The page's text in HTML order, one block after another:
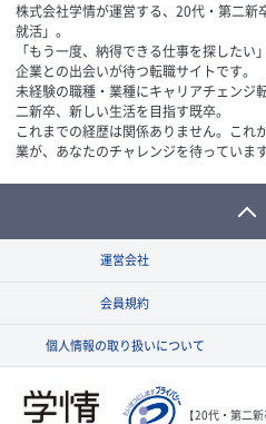
株式会社学情が運営する、20代・第二新
就活」。
「もう一度、納得できる仕事を探した
企業との出会いが待つ転職サイトです。
未経験の職種・業種にキャリアチェンジ
二新卒、新しい生活を目指す既卒。
これまでの経歴は関係ありません。これ
業が、あなたのチャレンジを待っています
運営会社
会員規約
個人情報の取り扱いについて
【20代・第二